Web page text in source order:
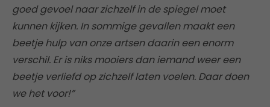
goed gevoel naar zichzelf in de spiegel moet
kunnen kijken. In sommige gevallen maakt een
beetje hulp van onze artsen daarin een enorm
verschil. Er is niks mooiers dan iemand weer een
beetje verliefd op zichzelf laten voelen. Daar doen
we het voor!”